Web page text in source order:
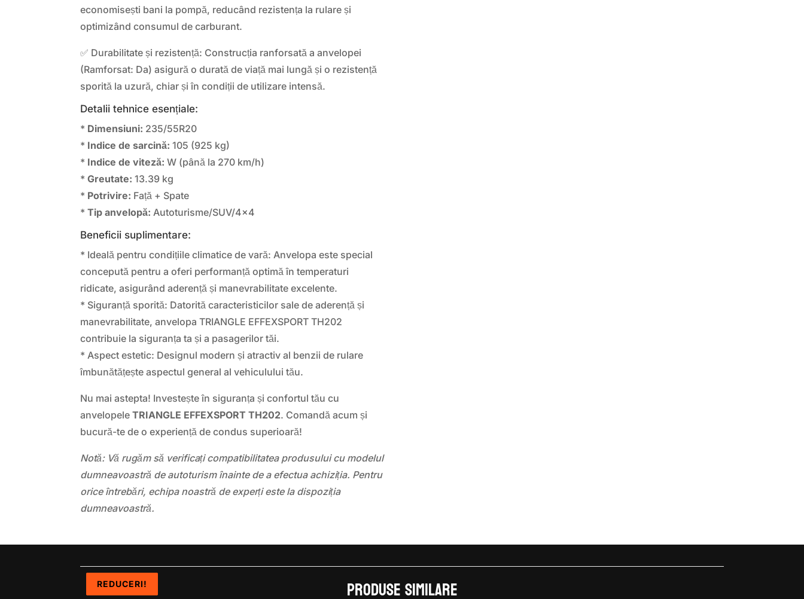
economisești bani la pompă, reducând rezistența la rulare și
optimizând consumul de carburant.
✅ Durabilitate și rezistență: Construcția ranforsată a anvelopei
(Ramforsat: Da) asigură o durată de viață mai lungă și o rezistență
sporită la uzură, chiar și în condiții de utilizare intensă.
Detalii tehnice esențiale:
* Dimensiuni: 235/55R20
* Indice de sarcină: 105 (925 kg)
* Indice de viteză: W (până la 270 km/h)
*Greutate: 13.39 kg
* Potrivire: Față + Spate
*Tip anvelopă: Autoturisme/SUV/4×4
Beneficii suplimentare:
* Ideală pentru condițiile climatice de vară: Anvelopa este special
concepută pentru a oferi performanță optimă în temperaturi
ridicate, asigurând aderență și manevrabilitate excelente.
* Siguranță sporită: Datorită caracteristicilor sale de aderență și
manevrabilitate, anvelopa TRIANGLE EFFEXSPORT TH202
contribuie la siguranța ta și a pasagerilor tăi.
* Aspect estetic: Designul modern și atractiv al benzii de rulare
îmbunătățește aspectul general al vehiculului tău.
Nu mai astepta! Investește în siguranța și confortul tău cu
anvelopeleTRIANGLE EFFEXSPORT TH202. Comandă acum și
bucură-te de o experiență de condus superioară!
Notă: Vă rugăm să verificați compatibilitatea produsului cu modelul
dumneavoastră de autoturism înainte de a efectua achiziția. Pentru
orice întrebări, echipa noastră de experți este la dispoziția
dumneavoastră.
Produse similare
REDUCERI!
REDUCERI!
REDUCERI!
REDUCERI!